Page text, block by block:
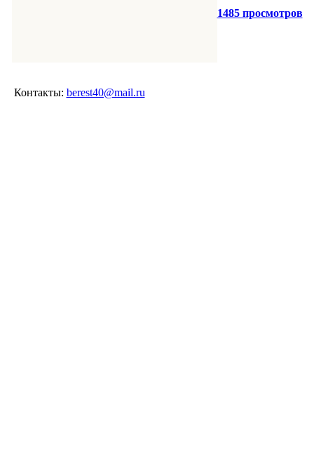
1485 просмотров
Контакты: berest40@mail.ru